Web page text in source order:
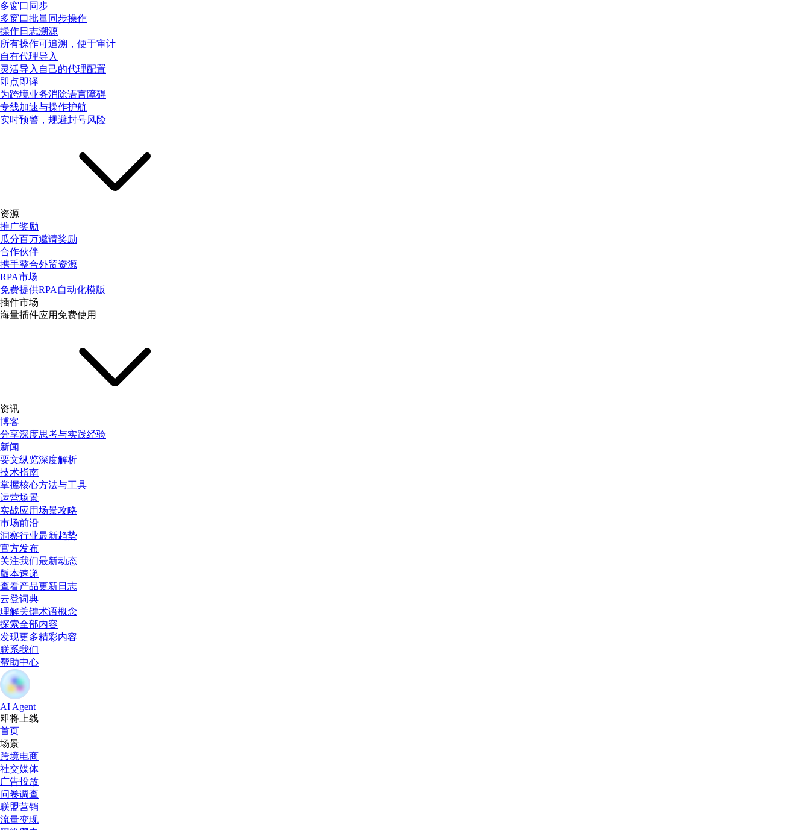
多窗口同步
多窗口批量同步操作
操作日志溯源
所有操作可追溯，便于审计
自有代理导入
灵活导入自己的代理配置
即点即译
为跨境业务消除语言障碍
专线加速与操作护航
实时预警，规避封号风险
资源
推广奖励
瓜分百万邀请奖励
合作伙伴
携手整合外贸资源
RPA市场
免费提供RPA自动化模版
插件市场
海量插件应用免费使用
资讯
博客
分享深度思考与实践经验
新闻
要文纵览深度解析
技术指南
掌握核心方法与工具
运营场景
实战应用场景攻略
市场前沿
洞察行业最新趋势
官方发布
关注我们最新动态
版本速递
查看产品更新日志
云登词典
理解关键术语概念
探索全部内容
发现更多精彩内容
联系我们
帮助中心
AI Agent
即将上线
首页
场景
跨境电商
社交媒体
广告投放
问卷调查
联盟营销
流量变现